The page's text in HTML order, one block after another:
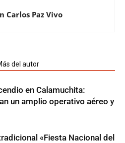
Carlos Paz Vivo
del autor
en Calamuchita:
un amplio operativo aéreo y
«Fiesta Nacional del